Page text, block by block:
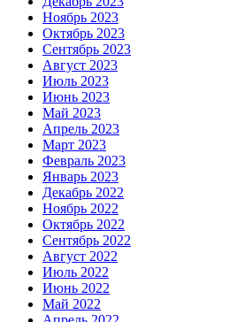
Ноябрь 2023
Октябрь 2023
Сентябрь 2023
Август 2023
Июль 2023
Июнь 2023
Май 2023
Апрель 2023
Март 2023
Февраль 2023
Январь 2023
Декабрь 2022
Ноябрь 2022
Октябрь 2022
Сентябрь 2022
Август 2022
Июль 2022
Июнь 2022
Май 2022